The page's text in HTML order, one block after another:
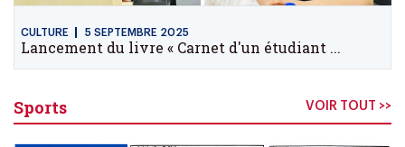
CULTURE 5 SEPTEMBRE 2025
Lancement du livre « Carnet d'un étudiant ...
Sports VOIR TOUT >>